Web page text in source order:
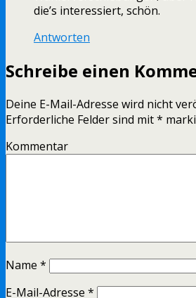
die’s interessiert, schön.
Antworten
Schreibe einen
Deine E-Mail-Adresse wird nicht
Erforderliche Felder sind mit*
Kommentar
Name *
E-Mail-Adresse *